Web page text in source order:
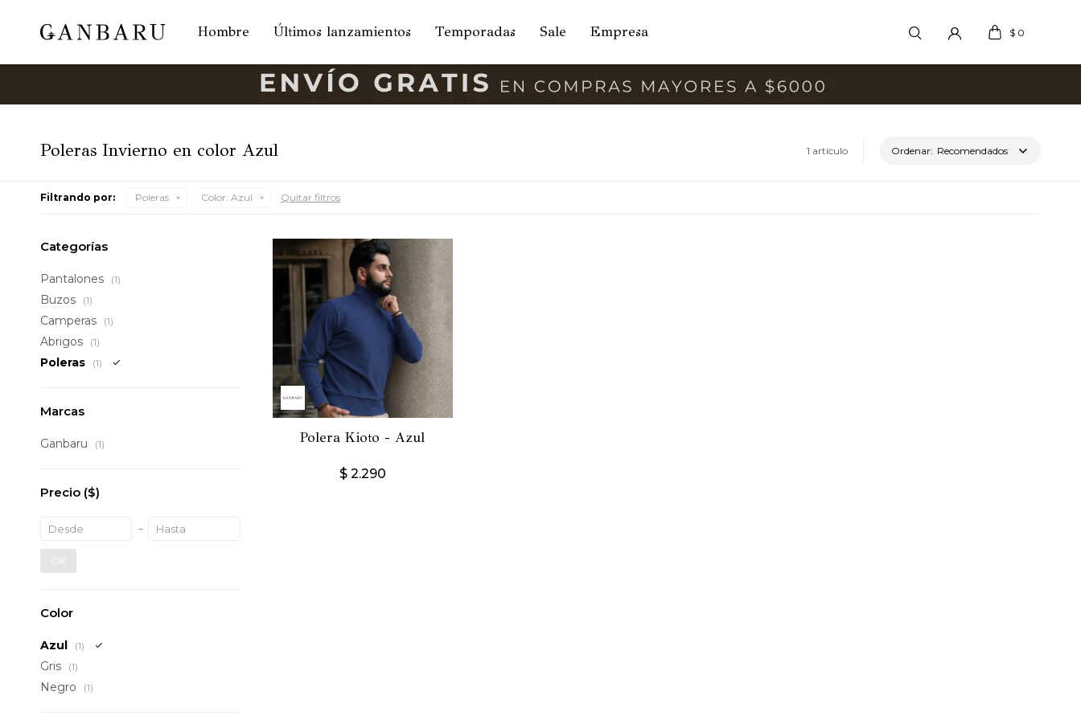
Hombre Últimos lanzamientos Temporadas Sale Empresa $ 0
Poleras Invierno en color Azul 1 artículo Recomendados
Filtrando por: Poleras Color: Azul Quitar filtros
Polera Kioto - Azul
$ 2.290
Categorías
Pantalones (1)
Buzos (1)
Camperas (1)
Abrigos (1)
Poleras (1)
Marcas
Ganbaru (1)
Precio ($)
OK
Color
Azul (1)
Gris (1)
Negro (1)